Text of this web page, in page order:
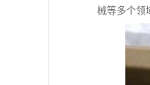
械等多个领